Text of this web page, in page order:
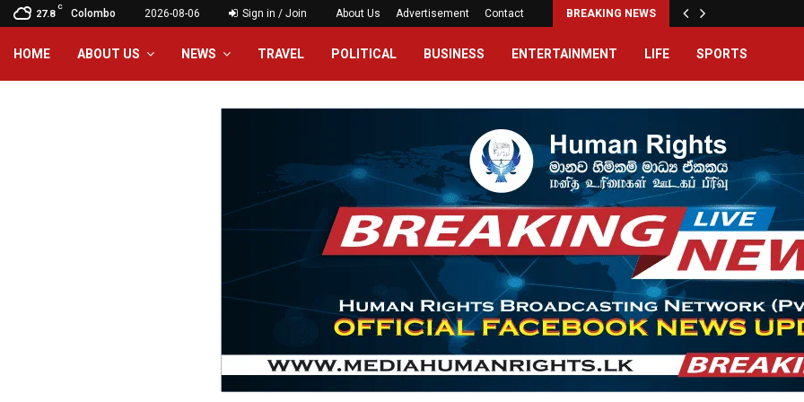
27.8
C
Colombo 2026-08-06 Sign in / Join About Us Advertisement Contact BREAKING NEWS
HOME ABOUT US NEWS TRAVEL POLITICAL BUSINESS ENTERTAINMENT LIFE SPORTS